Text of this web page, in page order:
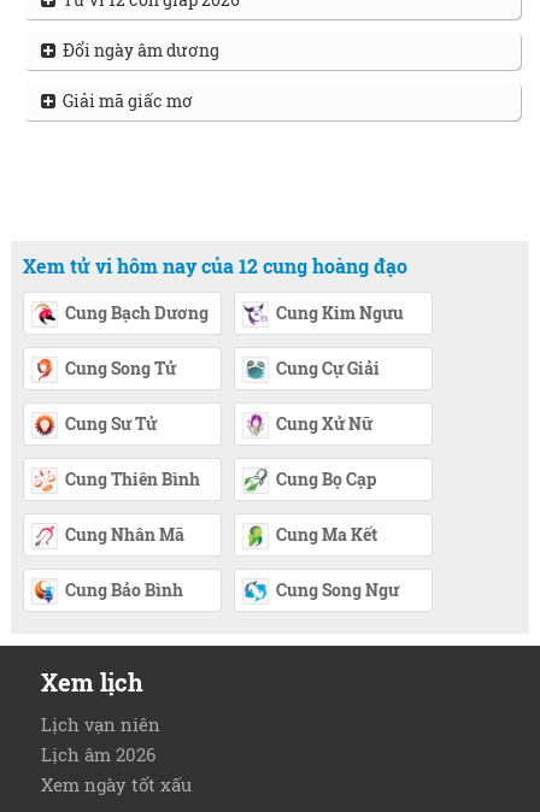
Đổi ngày âm dương
Giải mã giấc mơ
Xem tử vi hôm nay của 12 cung hoàng đạo
Cung Bạch Dương Cung Kim Ngưu
Cung Song Tử Cung Cự Giải
Cung Sư Tử Cung Xử Nữ
Cung Thiên Bình Cung Bọ Cạp
Cung Nhân Mã Cung Ma Kết
Cung Bảo Bình Cung Song Ngư
Xem lịch
Lịch vạn niên
Lịch âm 2026
Xem ngày tốt xấu